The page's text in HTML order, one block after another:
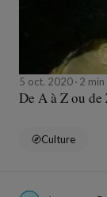
5 oct. 2020 2
De A à Z ou
Culture